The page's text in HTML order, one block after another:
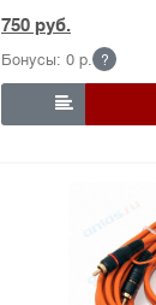
750 руб.
Бонусы: 0 р. ?
